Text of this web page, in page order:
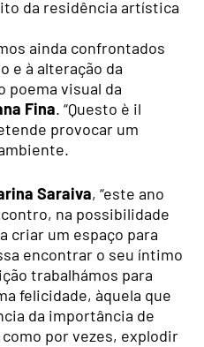
da residência artística
ainda confrontados
e à alteração da
poema visual da
Fina. “Questo è il
provocar um
Saraiva, “este ano
na possibilidade
criar um espaço para
encontrar o seu íntimo
trabalhámos para
felicidade, àquela que
da importância de
por vezes, explodir